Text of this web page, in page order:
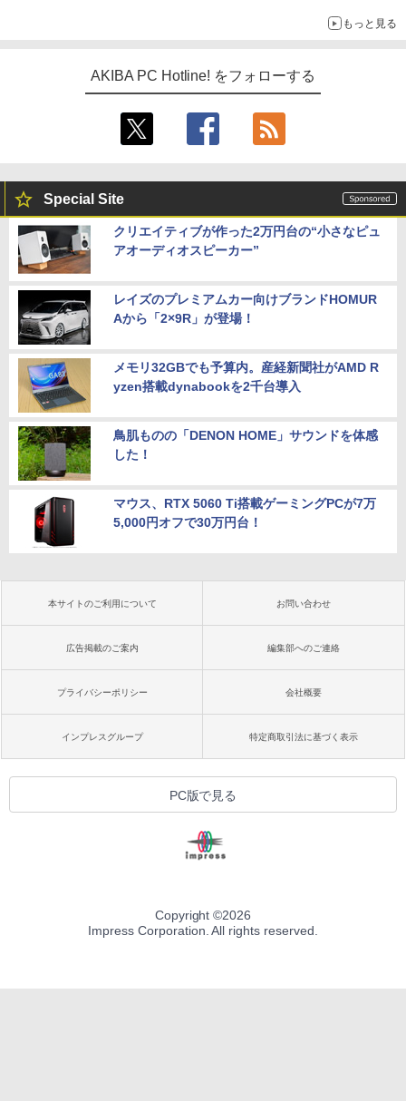
もっと見る
AKIBA PC Hotline! をフォローする
Special Site
クリエイティブが作った2万円台の“小さなピュ
アオーディオスピーカー”
レイズのプレミアムカー向けブランドHOMUR
Aから「2×9R」が登場！
メモリ32GBでも予算内。産経新聞社がAMD R
yzen搭載dynabookを2千台導入
鳥肌ものの「DENON HOME」サウンドを体感
した！
マウス、RTX 5060 Ti搭載ゲーミングPCが7万
5,000円オフで30万円台！
本サイトのご利用について お問い合わせ
広告掲載のご案内 編集部へのご連絡
プライバシーポリシー 会社概要
インプレスグループ 特定商取引法に基づく表示
PC版で見る
Copyright ©2026
Impress Corporation. All rights reserved.